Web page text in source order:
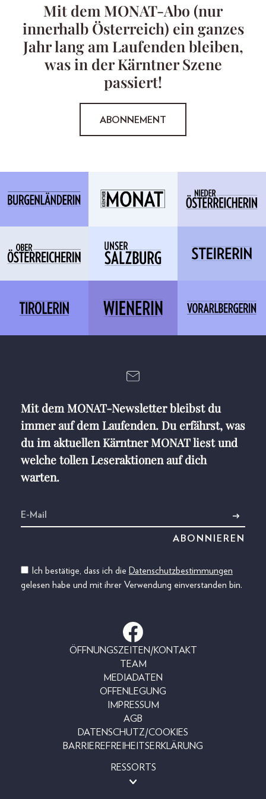
Mit dem MONAT-Abo (nur
innerhalb Österreich) ein ganzes
Jahr lang am Laufenden bleiben,
was in der Kärntner Szene
passiert!
ABONNEMENT
Mit dem MONAT-Newsletter bleibst du
immer auf dem Laufenden. Du erfährst, was
du im aktuellen Kärntner MONAT liest und
welche tollen Leseraktionen auf dich
warten.
Ich bestätige, dass ich die Datenschutzbestimmungen
gelesen habe und mit ihrer Verwendung einverstanden bin.
ÖFFNUNGSZEITEN/KONTAKT
TEAM
MEDIADATEN
OFFENLEGUNG
IMPRESSUM
AGB
DATENSCHUTZ/COOKIES
BARRIEREFREIHEITSERKLÄRUNG
RESSORTS